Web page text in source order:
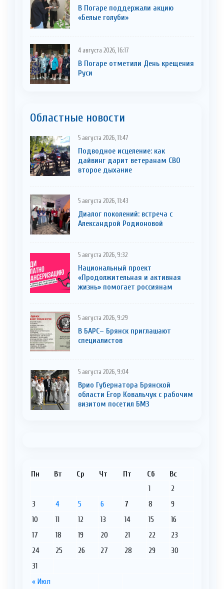
В Погаре поддержали акцию
«Белые голуби»
4 августа 2026, 16:17
В Погаре отметили День крещения
Руси
Областные новости
5 августа 2026, 11:47
Подводное исцеление: как
дайвинг дарит ветеранам СВО
второе дыхание
5 августа 2026, 11:43
Диалог поколений: встреча с
Александрой Родионовой
5 августа 2026, 9:32
Национальный проект
«Продолжительная и активная
жизнь» помогает россиянам
5 августа 2026, 9:29
В БАРС– Брянcк приглaшают
cпециaлистoв
5 августа 2026, 9:04
Врио Губернатора Брянской
области Егор Ковальчук с рабочим
визитом посетил БМЗ
Пн Вт Ср Чт Пт Сб Вс
« Июл
1
2
3
4 5 6 7 8
9
10
11 12 13 14 15
16
17
18 19 20 21 22
23
24
25 26 27 28 29
30
31